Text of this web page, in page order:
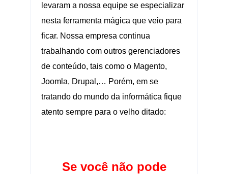
levaram a nossa equipe se especializar
nesta ferramenta mágica que veio para
ficar. Nossa empresa continua
trabalhando com outros gerenciadores
de conteúdo, tais como o Magento,
Joomla, Drupal,… Porém, em se
tratando do mundo da informática fique
atento sempre para o velho ditado:
Se você não pode